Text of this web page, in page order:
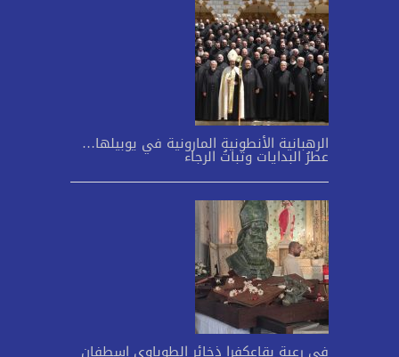
الرهبانية الأنطونية المارونية في يوبيلها…
عطرُ البدايات وثباتُ الرجاء
في رعية بقاعكفرا ذخائر الطوباوي اسطفان